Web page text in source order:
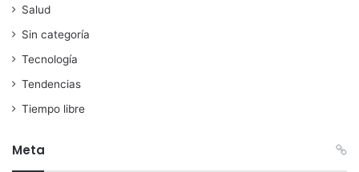
Salud
Sin categoría
Tecnología
Tendencias
Tiempo libre
Meta